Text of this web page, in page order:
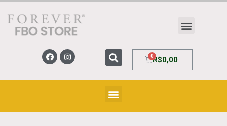
R$0,00